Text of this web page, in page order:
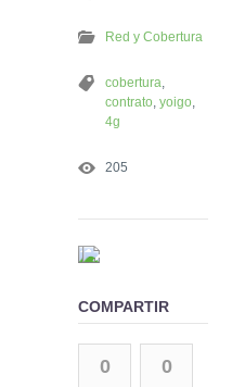
Red y Cobertura
cobertura
contrato yoigo
4g
205
COMPARTIR
0 0